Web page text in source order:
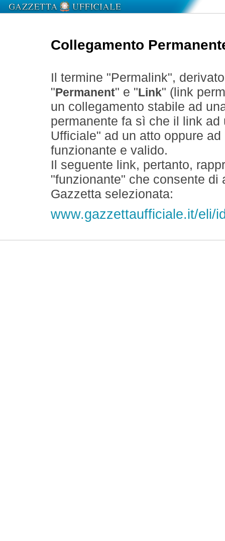
Collegamento
Il termine "Permalink",
" Permanent" e " Link" (link
un collegamento stabile ad
permanente fa sì che il link
Ufficiale" ad un atto oppure
funzionante e valido.
Il seguente link, pertanto,
"funzionante" che consente
Gazzetta selezionata:
www.gazzettaufficiale.it/eli/